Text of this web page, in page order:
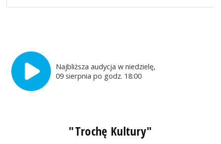
Najbliższa audycja w niedzielę,
09 sierpnia po godz. 18:00
"Trochę Kultury"